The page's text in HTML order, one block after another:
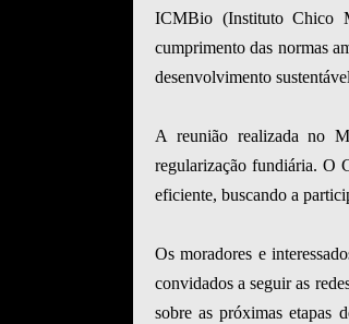
ICMBio (Instituto Chico
cumprimento das normas
desenvolvimento
A reunião realizada no
regularização fundiária. O
eficiente, buscando a
Os moradores e
convidados a seguir as
sobre as próximas etapas